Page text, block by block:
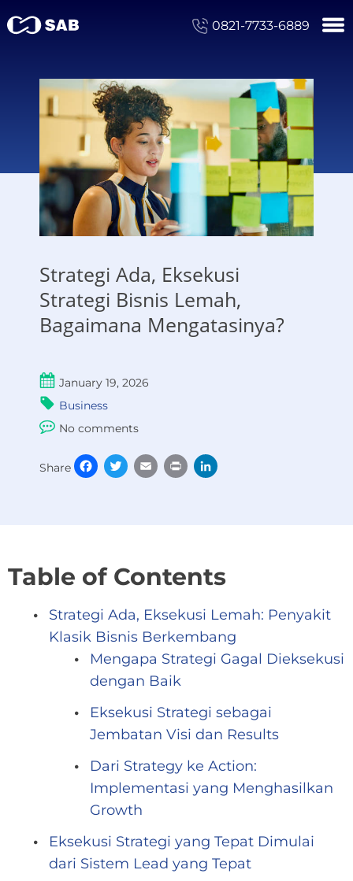
0821-7733-6889
Strategi Ada, Eksekusi
Strategi Bisnis Lemah,
Bagaimana Mengatasinya?
January 19, 2026
Business
No comments
Share Facebook
TwitterEmail Print
Table of Contents
Strategi Ada, Eksekusi Lemah: Penyakit
Klasik Bisnis Berkembang
Mengapa Strategi Gagal Dieksekusi
dengan Baik
Eksekusi Strategi sebagai
Jembatan Visi dan Results
Dari Strategy ke Action:
Implementasi yang Menghasilkan
Growth
Eksekusi Strategi yang Tepat Dimulai
dari Sistem Lead yang Tepat